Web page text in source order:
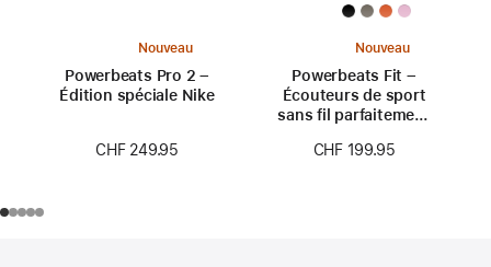
Nouveau
Powerbeats Pro 2 –
Édition spéciale Nike
CHF 249.95
Nouveau
Powerbeats Fit –
Écouteurs de sport
sans fil parfaitement
CHF 199.95